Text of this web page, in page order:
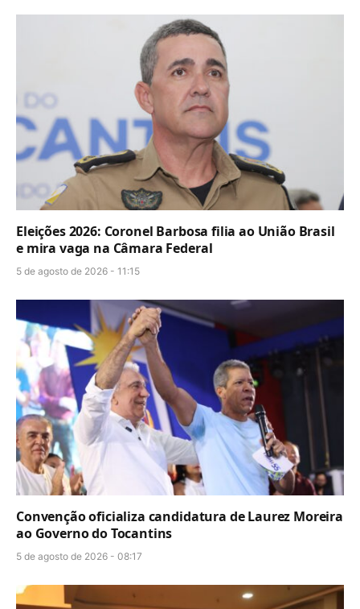
Eleições 2026: Coronel Barbosa filia ao União Brasil
e mira vaga na Câmara Federal
5 de agosto de 2026 - 11:15
Convenção oficializa candidatura de Laurez Moreira
ao Governo do Tocantins
5 de agosto de 2026 - 08:17